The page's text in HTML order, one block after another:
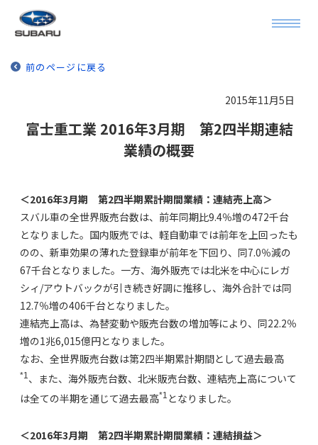
前のページに戻る
2015年11月5日
富士重工業 2016年3月期 第2四半期連結
業績の概要
＜2016年3月期 第2四半期累計期間業績：連結売上高＞
スバル車の全世界販売台数は、前年同期比9.4％増の472千台
となりました。国内販売では、軽自動車では前年を上回ったも
のの、新車効果の薄れた登録車が前年を下回り、同7.0％減の
67千台となりました。一方、海外販売では北米を中心にレガ
シィ/アウトバックが引き続き好調に推移し、海外合計では同
12.7％増の406千台となりました。
連結売上高は、為替変動や販売台数の増加等により、同22.2％
増の1兆6,015億円となりました。
なお、全世界販売台数は第2四半期累計期間として過去最高
*1 、また、海外販売台数、北米販売台数、連結売上高について
は全ての半期を通じて過去最高*1 となりました。
＜2016年3月期 第2四半期累計期間業績：連結損益＞